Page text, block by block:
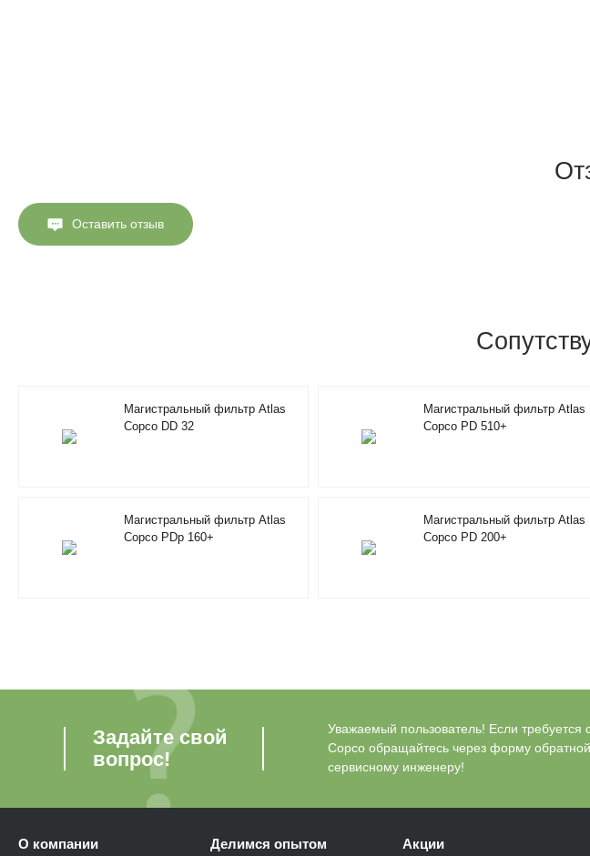
Оставить отзыв
Магистральный фильтр Atlas
Copco DD 32
Магистральный фильтр Atlas
Copco PD 510+
Магистральный фильтр Atlas
Copco PDp 160+
Магистральный фильтр Atlas
Copco PD 200+
Задайте свой
вопрос!
Уважаемый пользователь! Если требуется
Copco обращайтесь через форму
сервисному инженеру!
О компании Делимся опытом Акции